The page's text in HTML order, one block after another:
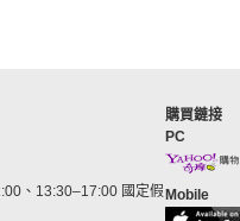
、13:30–17:00 國定假
購買鏈接
PC
Mobile